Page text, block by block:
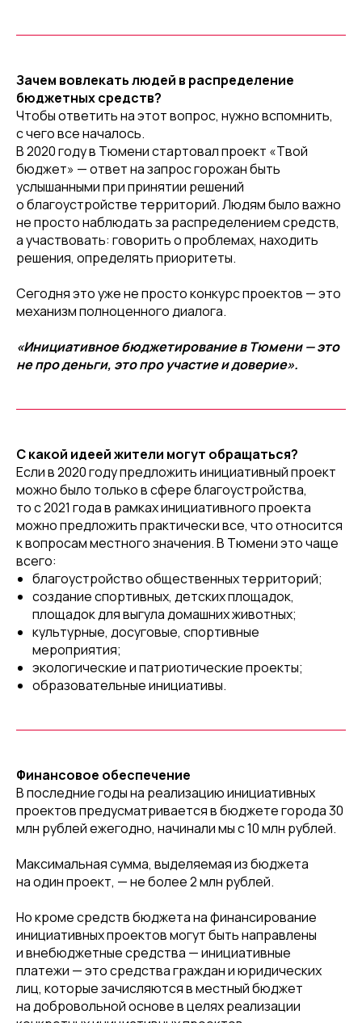
Зачем вовлекать людей в распределение
бюджетных средств?
Чтобы ответить на этот вопрос, нужно вспомнить,
с чего все началось.
В 2020 году в Тюмени стартовал проект «Твой
бюджет» — ответ на запрос горожан быть
услышанными при принятии решений
о благоустройстве территорий. Людям было важно
не просто наблюдать за распределением средств,
а участвовать: говорить о проблемах, находить
решения, определять приоритеты.
Сегодня это уже не просто конкурс проектов — это
механизм полноценного диалога.
«Инициативное бюджетирование в Тюмени — это
не про деньги, это про участие и доверие».
С какой идеей жители могут обращаться?
Если в 2020 году предложить инициативный проект
можно было только в сфере благоустройства,
то с 2021 года в рамках инициативного проекта
можно предложить практически все, что относится
к вопросам местного значения. В Тюмени это чаще
всего:
благоустройство общественных территорий;
создание спортивных, детских площадок,
площадок для выгула домашних животных;
культурные, досуговые, спортивные
мероприятия;
экологические и патриотические проекты;
образовательные инициативы.
Финансовое обеспечение
В последние годы на реализацию инициативных
проектов предусматривается в бюджете города 30
млн рублей ежегодно, начинали мы с 10 млн рублей.
Максимальная сумма, выделяемая из бюджета
на один проект, — не более 2 млн рублей.
Но кроме средств бюджета на финансирование
инициативных проектов могут быть направлены
и внебюджетные средства — инициативные
платежи — это средства граждан и юридических
лиц, которые зачисляются в местный бюджет
на добровольной основе в целях реализации